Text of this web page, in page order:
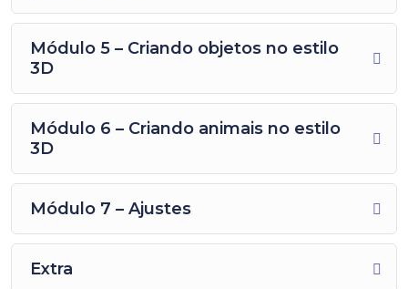
Módulo 5 – Criando objetos no estilo
3D
Módulo 6 – Criando animais no estilo
3D
Módulo 7 – Ajustes
Extra